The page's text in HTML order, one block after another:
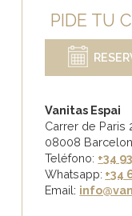
PIDE TU
Vanitas Espai
Carrer de Paris
08008
Teléfono: +34
Whatsapp: +34
Email: